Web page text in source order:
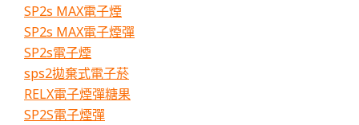
SP2s MAX電子煙
SP2s MAX電子煙彈
SP2s電子煙
sps2拋棄式電子菸
RELX電子煙彈糖果
SP2S電子煙彈